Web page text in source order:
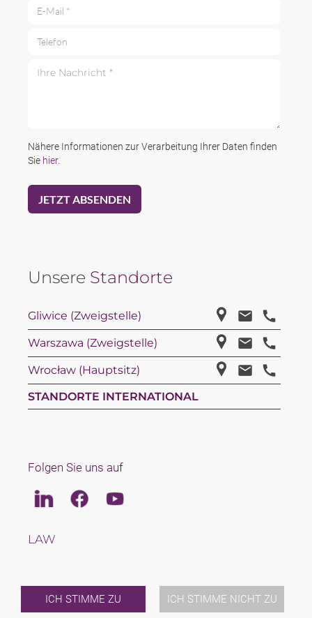
ICH STIMME ZU ICH STIMME NICHT ZU
Nähere Informationen zur Verarbeitung Ihrer Daten finden
Sie hier.
Unsere Standorte
Gliwice (Zweigstelle)
Warszawa (Zweigstelle)
Wrocław (Hauptsitz)
STANDORTE INTERNATIONAL
Folgen Sie uns auf
LinkedinFacebookYoutube
LAW
KARRIERE
ÜBER UNS
INTERNATIONAL